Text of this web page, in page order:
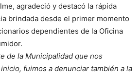
agradeció y destacó la rápida
brindada desde el primer momento
dependientes de la Oficina
de la Municipalidad que nos
fuimos a denunciar también a la